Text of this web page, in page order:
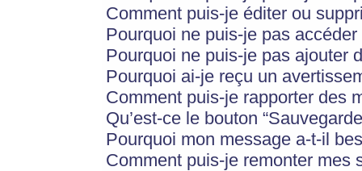
Comment puis-je éditer ou
Pourquoi ne puis-je pas
Pourquoi ne puis-je pas ajouter
Pourquoi ai-je reçu un
Comment puis-je rapporter des
Qu’est-ce le bouton
Pourquoi mon message a-t-il
Comment puis-je remonter mes